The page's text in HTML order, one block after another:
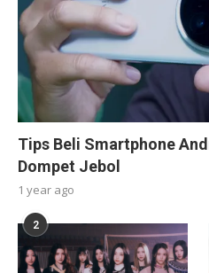
Tips Beli Smartphone
Dompet Jebol
1 year ago
2